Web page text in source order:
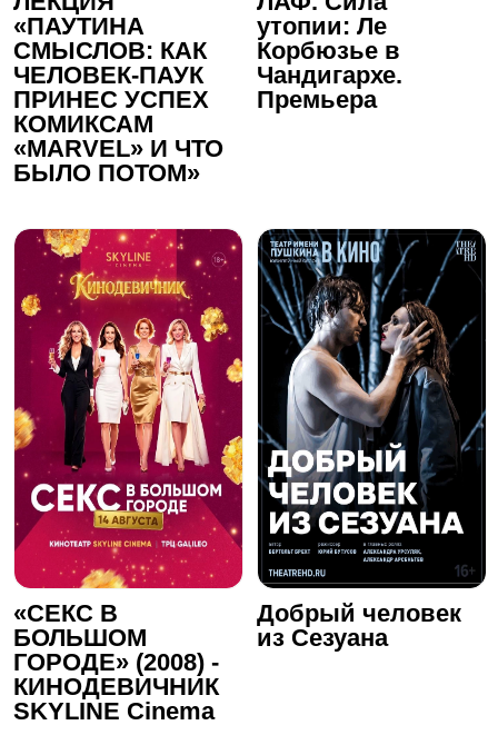
«ПАУТИНА
СМЫСЛОВ: КАК
ЧЕЛОВЕК-ПАУК
ПРИНЕС УСПЕХ
КОМИКСАМ
«MАRVEL» И ЧТО
БЫЛО ПОТОМ»
утопии: Ле
Корбюзье в
Чандигархе.
Премьера
«СЕКС В
БОЛЬШОМ
ГОРОДЕ» (2008) -
КИНОДЕВИЧНИК
SKYLINE Cinema
Добрый человек
из Сезуана